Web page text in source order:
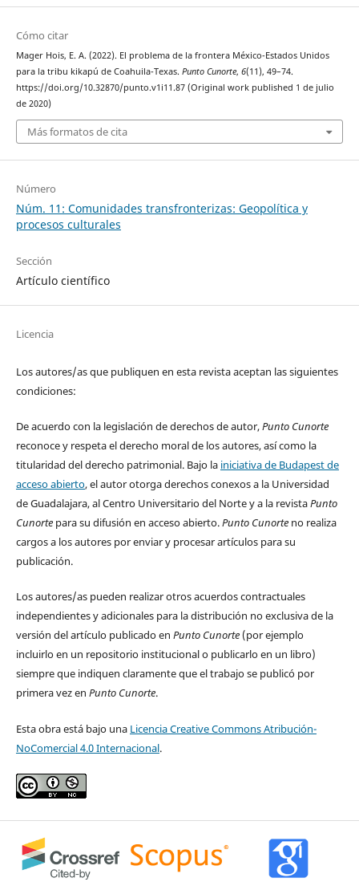
Cómo citar
Mager Hois, E. A. (2022). El problema de la frontera México-Estados Unidos
para la tribu kikapú de Coahuila-Texas. Punto Cunorte, 6(11), 49–74.
https://doi.org/10.32870/punto.v1i11.87 (Original work published 1 de julio
de 2020)
Más formatos de cita
Número
Núm. 11: Comunidades transfronterizas: Geopolítica y
procesos culturales
Sección
Artículo científico
Licencia
Los autores/as que publiquen en esta revista aceptan las siguientes
condiciones:
De acuerdo con la legislación de derechos de autor,Punto Cunorte
reconoce y respeta el derecho moral de los autores, así como la
titularidad del derecho patrimonial. Bajo la iniciativa de Budapest de
acceso abierto, el autor otorga derechos conexos a la Universidad
de Guadalajara, al Centro Universitario del Norte y a la revistaPunto
Cunortepara su difusión en acceso abierto.Punto Cunorteno realiza
cargos a los autores por enviar y procesar artículos para su
publicación.
Los autores/as pueden realizar otros acuerdos contractuales
independientes y adicionales para la distribución no exclusiva de la
versión del artículo publicado en Punto Cunorte(por ejemplo
incluirlo en un repositorio institucional o publicarlo en un libro)
siempre que indiquen claramente que el trabajo se publicó por
primera vez en Punto Cunorte.
Esta obra está bajo una Licencia Creative Commons Atribución-
NoComercial 4.0 Internacional.